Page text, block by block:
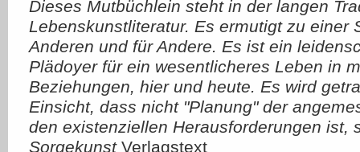
Dieses Mutbüchlein steht in der langen
Lebenskunstliteratur. Es ermutigt zu einer
Anderen und für Andere. Es ist ein
Plädoyer für ein wesentlicheres Leben in
Beziehungen, hier und heute. Es wird
Einsicht, dass nicht "Planung" der
den existenziellen Herausforderungen ist,
SorgekunstVerlagstext